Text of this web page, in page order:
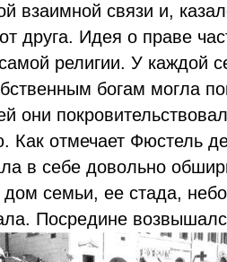
взаимной связи и,
друга. Идея о праве
религии. У каждой
богам могла
они
Как отмечает Фюстель
в себе довольно
дом семьи, ее стада,
Посредине